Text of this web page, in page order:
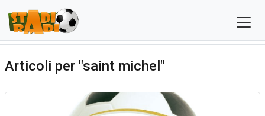
Articoli per "saint michel"